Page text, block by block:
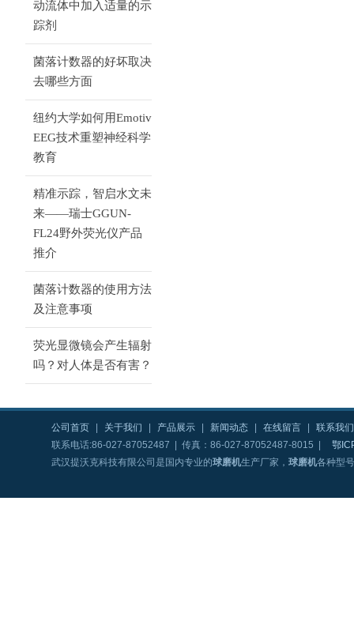
动流体中加入适量的示
踪剂
菌落计数器的好坏取决
去哪些方面
纽约大学如何用Emotiv
EEG技术重塑神经科学
教育
精准示踪，智启水文未
来——瑞士GGUN-
FL24野外荧光仪产品
推介
菌落计数器的使用方法
及注意事项
荧光显微镜会产生辐射
吗？对人体是否有害？
公司首页 关于我们 产品展示 新闻动态 在线留言
联系我们
联系电话:86-027-87052487 | 传真：86-027-87052487-8015 |
鄂
武汉提沃克科技有限公司是国内专业的球磨机生产厂家， 球磨机各种型